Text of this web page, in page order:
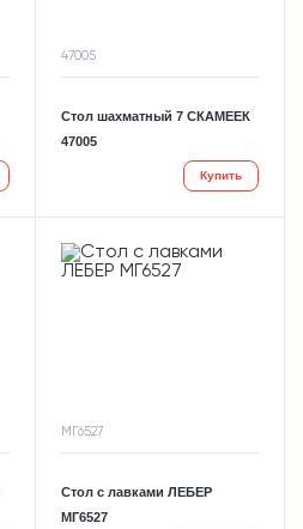
47005
Стол шахматный 7 СКАМЕЕК
47005
Купить
МГ6527
Стол с лавками ЛЕБЕР
МГ6527